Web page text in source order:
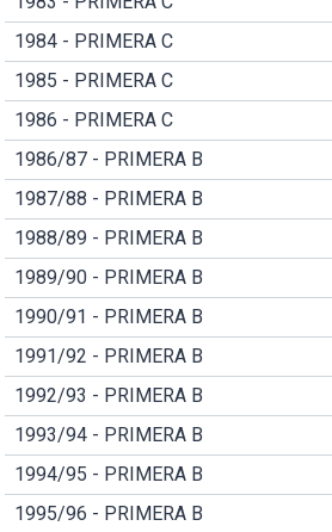
1984 - PRIMERA C
1985 - PRIMERA C
1986 - PRIMERA C
1986/87 - PRIMERA B
1987/88 - PRIMERA B
1988/89 - PRIMERA B
1989/90 - PRIMERA B
1990/91 - PRIMERA B
1991/92 - PRIMERA B
1992/93 - PRIMERA B
1993/94 - PRIMERA B
1994/95 - PRIMERA B
1995/96 - PRIMERA B